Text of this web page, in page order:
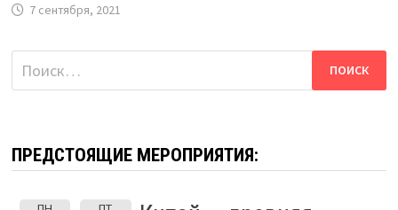
7 сентября, 2021
Найти:
ПРЕДСТОЯЩИЕ МЕРОПРИЯТИЯ: